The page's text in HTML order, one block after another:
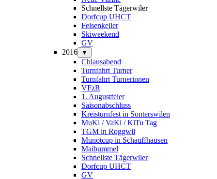
Schnellste Tägerwiler
Dorfcup UHCT
Felsenkeller
Skiweekend
GV
2016
▼
Chlausabend
Turnfahrt Turner
Turnfahrt Turnerinnen
VFzR
1. Augustfeier
Saisonabschluss
Kreisturnfest in Sonterswilen
MuKi / VaKi / KiTu Tag
TGM in Roggwil
Munotcup in Schauffhausen
Maibummel
Schnellste Tägerwiler
Dorfcup UHCT
GV